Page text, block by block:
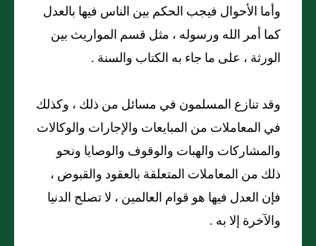
وأما الأحوال فيجب الحكم بين الناس فيها بالعدل
كما أمر الله ورسوله ، مثل قسم المواريث بين
الورثة ، على ما جاء به الكتاب والسنة .
وقد تنازع المسلمون في مسائل من ذلك ، وكذلك
في المعاملات من المبايعات والإجارات والوكالات
والمشاركات والهبات والوقوف والوصايا ونحو
ذلك من المعاملات المتعلقة بالعقود والقبوض ،
فإن العدل فيها هو قوام العالمين ، لا تصلح الدنيا
والآخرة إلا به .